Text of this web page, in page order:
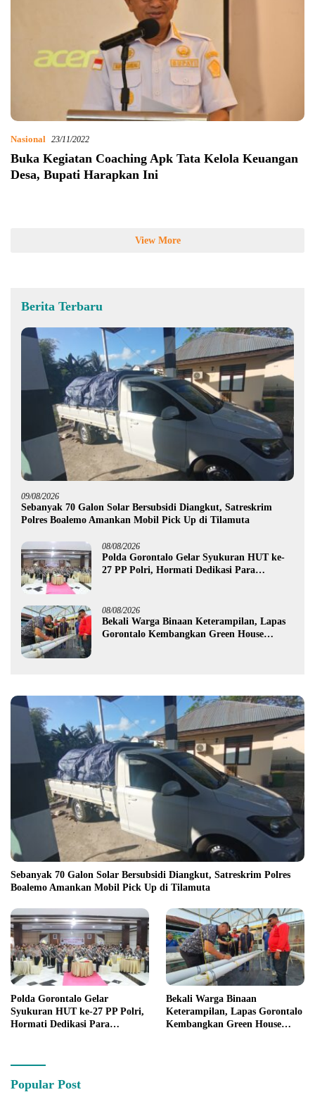
Nasional 23/11/2022
Buka Kegiatan Coaching Apk Tata Kelola Keuangan
Desa, Bupati Harapkan Ini
View More
Berita Terbaru
09/08/2026
Sebanyak 70 Galon Solar Bersubsidi Diangkut, Satreskrim
Polres Boalemo Amankan Mobil Pick Up di Tilamuta
08/08/2026
Polda Gorontalo Gelar Syukuran HUT ke-
27 PP Polri, Hormati Dedikasi Para
08/08/2026
Bekali Warga Binaan Keterampilan, Lapas
Gorontalo Kembangkan Green House
Sebanyak 70 Galon Solar Bersubsidi Diangkut, Satreskrim Polres
Boalemo Amankan Mobil Pick Up di Tilamuta
Polda Gorontalo Gelar
Syukuran HUT ke-27 PP Polri,
Hormati Dedikasi Para
Bekali Warga Binaan
Keterampilan, Lapas Gorontalo
Kembangkan Green House
Popular Post